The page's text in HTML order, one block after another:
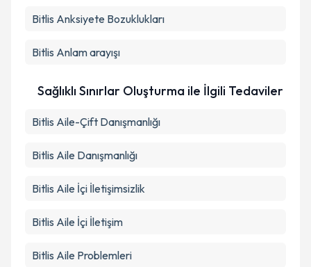
Bitlis Anksiyete Bozuklukları
Bitlis Anlam arayışı
Sağlıklı Sınırlar Oluşturma ile İlgili Tedaviler
Bitlis Aile-Çift Danışmanlığı
Bitlis Aile Danışmanlığı
Bitlis Aile İçi İletişimsizlik
Bitlis Aile İçi İletişim
Bitlis Aile Problemleri